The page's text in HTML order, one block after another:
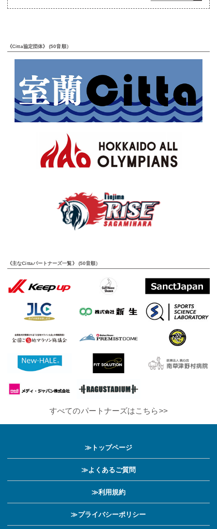
《Citta協定団体》 (50音順）
《主なCittaパートナーズ一覧》 (50音順）
すべてのパートナーズはこちら>>
≫トップページ
≫よくあるご質問
≫利用規約
≫プライバシーポリシー